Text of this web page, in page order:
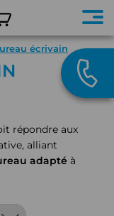
écrivain
répondre aux
alliant
adapté à
Que ce soit pour
manuscrits,